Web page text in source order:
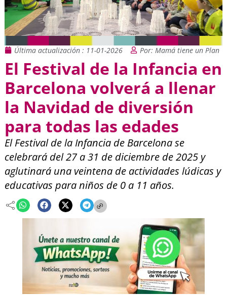
Última actualización : 11-01-2026 Por: Mamá tiene un Plan
El Festival de la Infancia en
Barcelona volverá a llenar
la Navidad de diversión
para todas las edades
El Festival de la Infancia de Barcelona se
celebrará del 27 a 31 de diciembre de 2025 y
aglutinará una veintena de actividades lúdicas y
educativas para niños de 0 a 11 años.